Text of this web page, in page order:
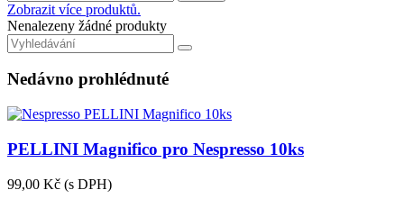
Zobrazit více produktů.
Nenalezeny žádné produkty
Nedávno prohlédnuté
PELLINI Magnifico pro Nespresso 10ks
99,00 Kč (s DPH)